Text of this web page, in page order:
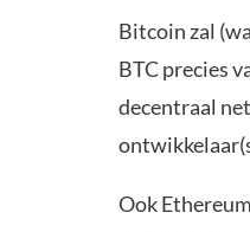
Bitcoin zal
BTC precies
decentraal
Ook